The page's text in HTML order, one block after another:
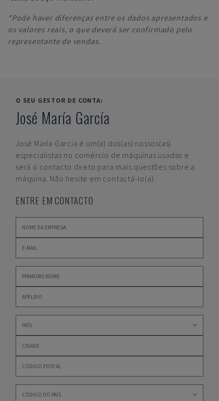
*Pode haver diferenças entre os dados apresentados e
os valores reais, o que deverá ser confirmado pelo
representante de vendas.
O SEU GESTOR DE CONTA:
José María García
José María García é um(a) dos(as) nossos(as)
especialistas no comércio de máquinas usadas e
será o contacto direto para mais questões sobre a
máquina. Não hesite em contactá-lo(a).
ENTRE EM CONTACTO